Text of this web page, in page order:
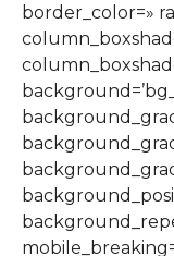
border_color=»